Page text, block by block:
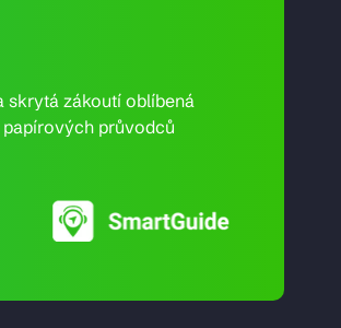
skrytá zákoutí oblíbená
průvodců